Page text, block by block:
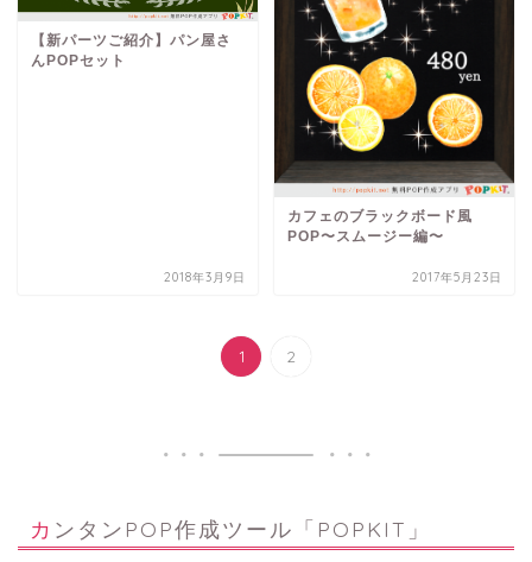
【新パーツご紹介】パン屋さ
んPOPセット
2018年3月9日
カフェのブラックボード風
POP〜スムージー編〜
2017年5月23日
1 2
カンタンPOP作成ツール「POPKIT」